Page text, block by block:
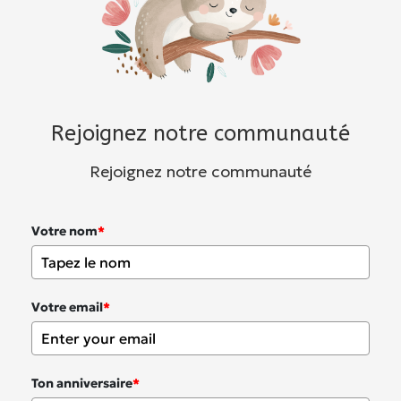
Rejoignez notre communauté
Rejoignez notre communauté
Votre nom*
Votre email*
Ton anniversaire*